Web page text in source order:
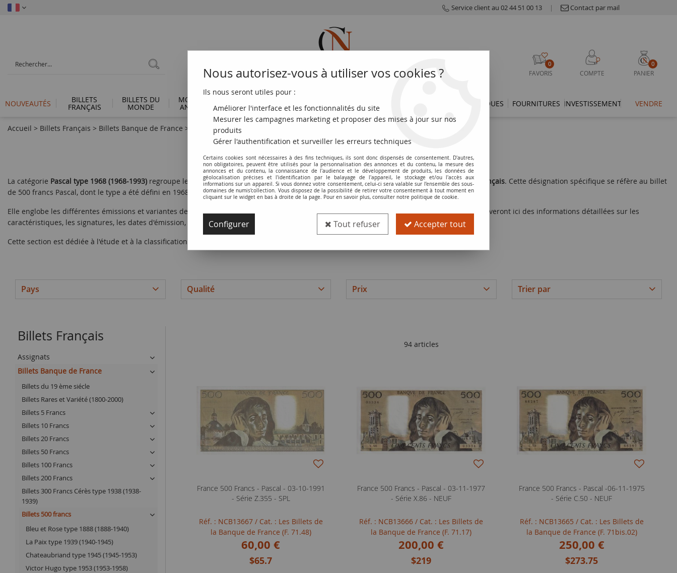
Service client au 02 44 51 00 13 | Contact par mail
0
FAVORIS COMPTE
0
PANIER
NOUVEAUTÉS BILLETS
FRANÇAIS
BILLETS DU
MONDE
MONNAIES
ANTIQUES FRANÇAISES DU MONDE EUROS THÉMATIQUES FOURNITURES INVESTISSEMENT VENDRE
Accueil > Billets Français > Billets Banque de France > Billets 500 francs
Pascal type 1968 (1968-1993)
La catégorie Pascal type 1968 (1968-1993) regroupe les billets de500 francsémis par laBanque de France, faisant partie de la sérieBillets Français. Cette désignation spécifique se réfère au billet
de 500 francs Pascal, dont le type a été défini en 1968.
Elle englobe les différentes émissions et variantes de ce billet mises en circulation entre 1968 et 1993. Les collectionneurs et numismates trouveront ici des informations détaillées sur les
caractéristiques, les signatures, les dates d'émission, et les éventuelles particularités de chaque billet de 500 francs Pascal type 1968.
Cette section est dédiée à l'étude et à la classification des différents exemplaires de ce billet emblématique de l'histoire monétaire française.
Pays Qualité Prix Trier par
Billets Français
Assignats
Billets Banque de France
Billets du 19 ème siécle
Billets Rares et Variété (1800-2000)
Billets 5 Francs
Billets 10 Francs
Billets 20 Francs
Billets 50 Francs
Billets 100 Francs
Billets 200 Francs
Billets 300 Francs Cérès type 1938 (1938-
1939)
Billets 500 francs
Bleu et Rose type 1888 (1888-1940)
La Paix type 1939 (1940-1945)
Chateaubriand type 1945 (1945-1953)
Victor Hugo type 1953 (1953-1958)
94 articles
France 500 Francs - Pascal - 03-10-1991
- Série Z.355 - SPL
Réf. : NCB13667 / Cat. : Les Billets de
la Banque de France (F. 71.48)
60,00 €
$65.7
France 500 Francs - Pascal - 03-11-1977
- Série X.86 - NEUF
Réf. : NCB13666/ Cat. : Les Billets de
la Banque de France (F. 71.17)
200,00 €
$219
France 500 Francs - Pascal -06-11-1975
- Série C.50 - NEUF
Réf. : NCB13665 / Cat. : Les Billets de
la Banque de France (F. 71bis.02)
250,00 €
$273.75
Nous autorisez-vous à utiliser vos cookies ?
Ils nous seront utiles pour :
Améliorer l'interface et les fonctionnalités du site
Mesurer les campagnes marketing et proposer des mises à jour sur nos
produits
Gérer l'authentification et surveiller les erreurs techniques
Certains cookies sont nécessaires à des fins techniques, ils sont donc dispensés de consentement. D'autres,
non obligatoires, peuvent être utilisés pour la personnalisation des annonces et du contenu, la mesure des
annonces et du contenu, la connaissance de l'audience et le développement de produits, les données de
géolocalisation précises et l'identification par le balayage de l'appareil, le stockage et/ou l'accès aux
informations sur un appareil. Si vous donnez votre consentement, celui-ci sera valable sur l’ensemble des sous-
domaines de numis'collection. Vous disposez de la possibilité de retirer votre consentement à tout moment en
cliquant sur le widget en bas à droite de la page. Pour en savoir plus, consulter notre politique de cookie.
Configurer Tout refuser Accepter tout